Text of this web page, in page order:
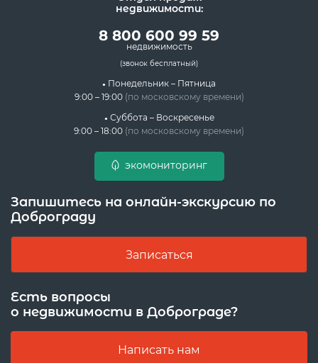
недвижимости:
8 800 600 99 59
недвижимость
(звонок бесплатный)
Понедельник – Пятница
9:00 – 19:00 (по московскому времени)
Суббота – Воскресенье
9:00 – 18:00 (по московскому времени)
экомониторинг
Запишитесь на онлайн-экскурсию по
Доброграду
Записаться
Есть вопросы
о недвижимости в Доброграде?
Написать нам